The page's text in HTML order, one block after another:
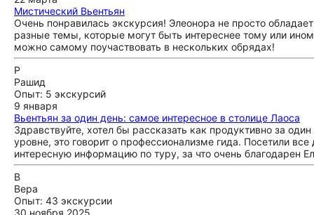
Мистический Вьентьян
Очень понравилась экскурсия! Элеонора не просто
разные темы, которые могут быть интереснее тому или
можно самому поучаствовать в нескольких обрядах!
Р
Рашид
Опыт: 5 экскурсий
9 января
Вьентьян за один день: самое интересное в столице Лаоса
Здравствуйте, хотел бы рассказать как продуктивно за
уровне, это говорит о профессионализме гида. Посетили
интересную информацию по туру, за что очень благодарен
В
Вера
Опыт: 43 экскурсии
30 ноября 2025